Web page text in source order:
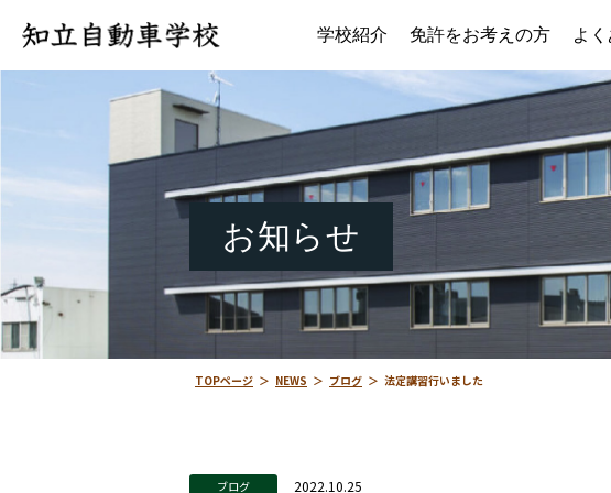
学校紹介 免許をお考えの方
入校案内
よ
お知らせ
TOPページ ＞ NEWS ＞ ブログ ＞ 法定講習行いました
ブログ 2022.10.25